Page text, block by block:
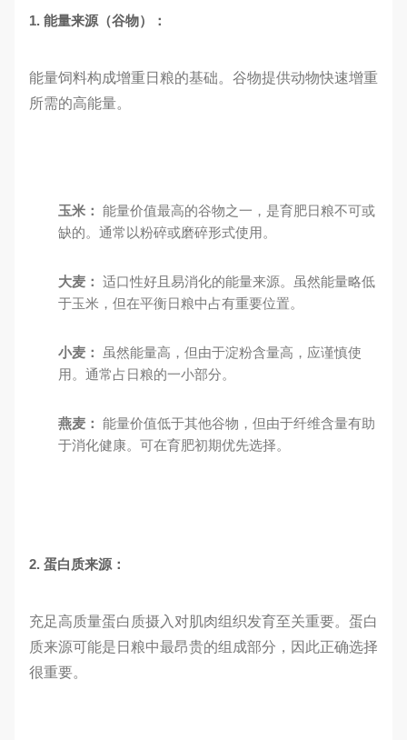
1. 能量来源（谷物）：
能量饲料构成增重日粮的基础。谷物提供动物快速增重
所需的高能量。
玉米： 能量价值最高的谷物之一，是育肥日粮不可或
缺的。通常以粉碎或磨碎形式使用。
大麦： 适口性好且易消化的能量来源。虽然能量略低
于玉米，但在平衡日粮中占有重要位置。
小麦：
虽然能量高，但由于淀粉含量高，应谨慎使
用。通常占日粮的一小部分。
燕麦： 能量价值低于其他谷物，但由于纤维含量有助
于消化健康。可在育肥初期优先选择。
2. 蛋白质来源：
充足高质量蛋白质摄入对肌肉组织发育至关重要。蛋白
质来源可能是日粮中最昂贵的组成部分，因此正确选择
很重要。